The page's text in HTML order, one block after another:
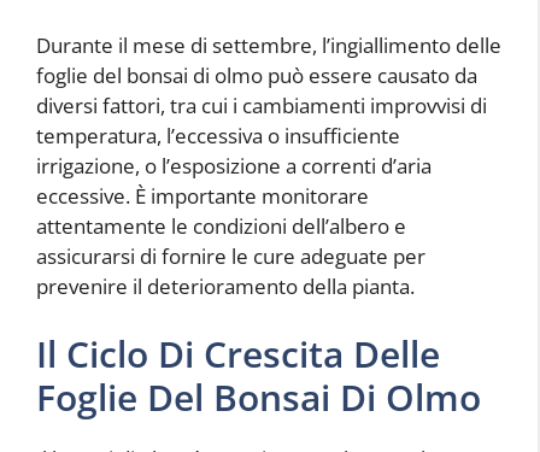
Durante il mese di settembre, l’ingiallimento delle
foglie del bonsai di olmo può essere causato da
diversi fattori, tra cui i cambiamenti improvvisi di
temperatura, l’eccessiva o insufficiente
irrigazione, o l’esposizione a correnti d’aria
eccessive. È importante monitorare
attentamente le condizioni dell’albero e
assicurarsi di fornire le cure adeguate per
prevenire il deterioramento della pianta.
Il Ciclo Di Crescita Delle
Foglie Del Bonsai Di Olmo